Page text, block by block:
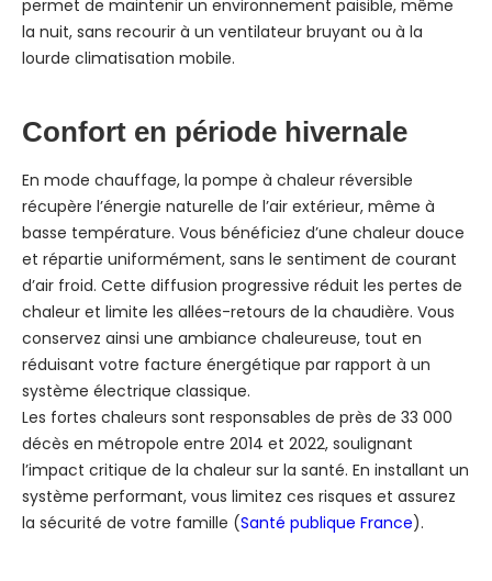
permet de maintenir un environnement paisible, même
la nuit, sans recourir à un ventilateur bruyant ou à la
lourde climatisation mobile.
Confort en période hivernale
En mode chauffage, la pompe à chaleur réversible
récupère l’énergie naturelle de l’air extérieur, même à
basse température. Vous bénéficiez d’une chaleur douce
et répartie uniformément, sans le sentiment de courant
d’air froid. Cette diffusion progressive réduit les pertes de
chaleur et limite les allées-retours de la chaudière. Vous
conservez ainsi une ambiance chaleureuse, tout en
réduisant votre facture énergétique par rapport à un
système électrique classique.
Les fortes chaleurs sont responsables de près de 33 000
décès en métropole entre 2014 et 2022, soulignant
l’impact critique de la chaleur sur la santé. En installant un
système performant, vous limitez ces risques et assurez
la sécurité de votre famille (Santé publique France).